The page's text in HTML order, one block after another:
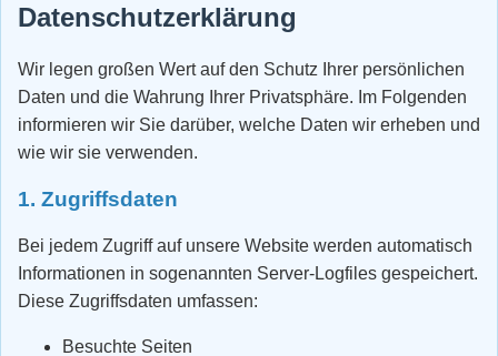
Datenschutzerklärung
Wir legen großen Wert auf den Schutz Ihrer persönlichen
Daten und die Wahrung Ihrer Privatsphäre. Im Folgenden
informieren wir Sie darüber, welche Daten wir erheben und
wie wir sie verwenden.
1. Zugriffsdaten
Bei jedem Zugriff auf unsere Website werden automatisch
Informationen in sogenannten Server-Logfiles gespeichert.
Diese Zugriffsdaten umfassen:
Besuchte Seiten